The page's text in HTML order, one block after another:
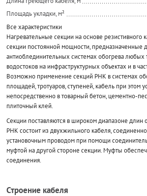
Площадь укладки, м²
Все характеристики
Нагревательные секции на основе резистивного
секции постоянной мощности, предназначенные
антиоблединительных системах обогрева любых
водостоков на инфраструктурных объектах и в
Возможно применение секций РНК в системах
площадей, тротуаров, ступеней, кабель при этом
непосредственно в товарный бетон, цементно-
плиточный клей.
Секции поставляются в широком диапазоне длин
РНК состоит из двухжильного кабеля,
установочным проводом при помощи
муфтой на другой стороне секции. Муфты
соединения.
Строение кабеля